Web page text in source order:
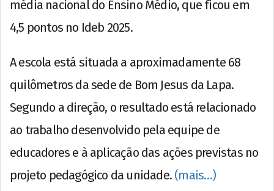
média nacional do Ensino Médio, que ficou em
4,5 pontos no Ideb 2025.
A escola está situada a aproximadamente 68
quilômetros da sede de Bom Jesus da Lapa.
Segundo a direção, o resultado está relacionado
ao trabalho desenvolvido pela equipe de
educadores e à aplicação das ações previstas no
projeto pedagógico da unidade. (mais…)